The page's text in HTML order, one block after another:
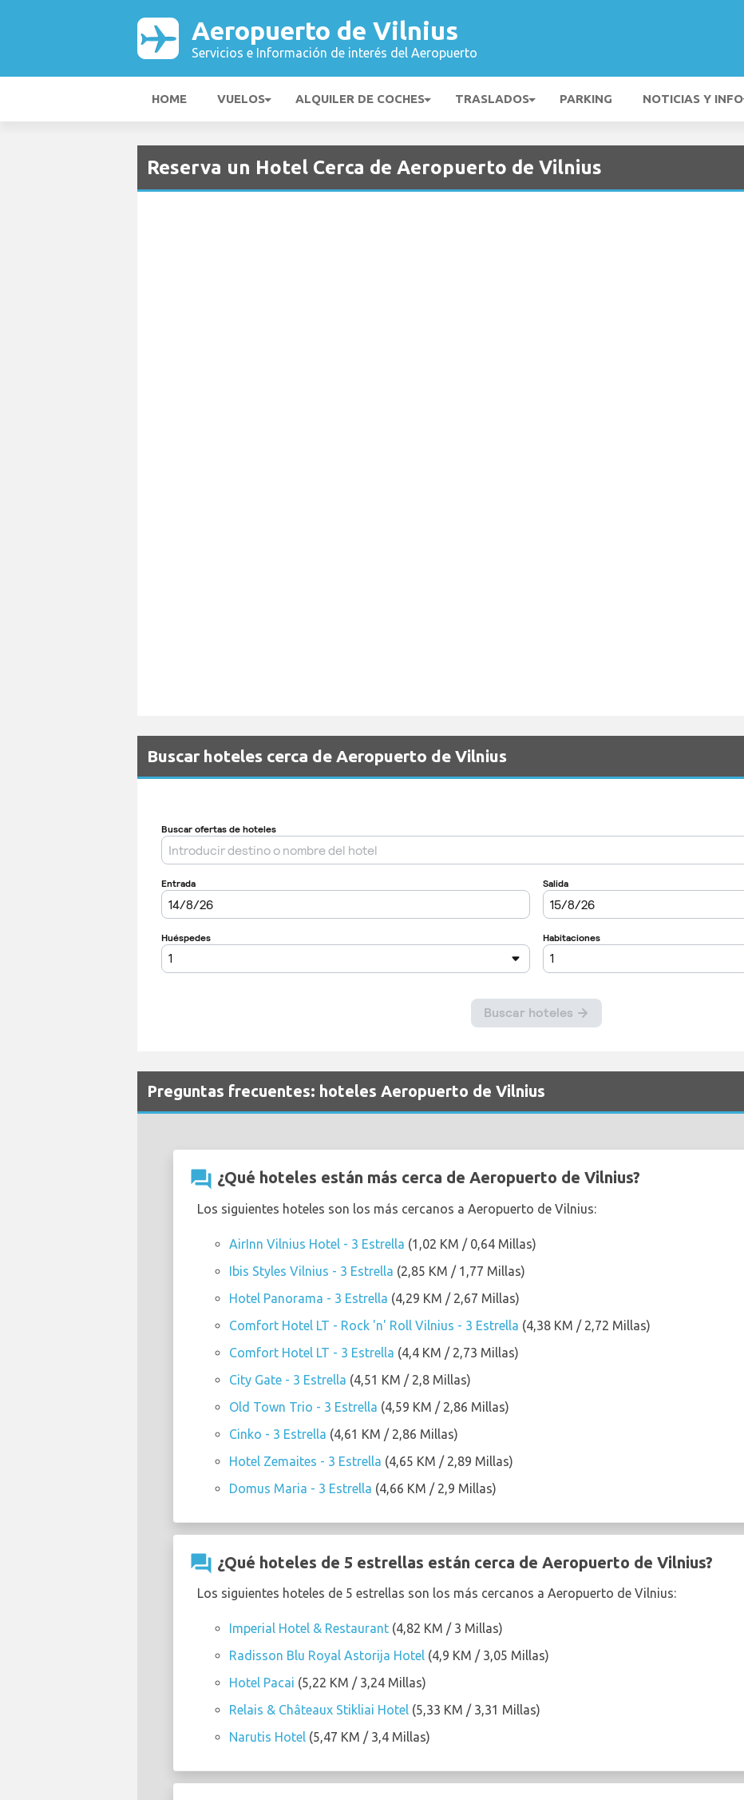
Aeropuerto de Vilnius
Servicios e Información de interés del Aeropuerto
HOME VUELOS ALQUILER DE COCHES TRASLADOS PARKING NOTICIAS Y INFO
Reserva un Hotel Cerca de Aeropuerto de Vilnius
Buscar hoteles cerca de Aeropuerto de Vilnius
Preguntas frecuentes: hoteles Aeropuerto de Vilnius
question_answer ¿Qué hoteles están más cerca de Aeropuerto de Vilnius?
Los siguientes hoteles son los más cercanos a Aeropuerto de Vilnius:
AirInn Vilnius Hotel - 3 Estrella (1,02 KM / 0,64 Millas)
Ibis Styles Vilnius - 3 Estrella (2,85 KM / 1,77 Millas)
Hotel Panorama - 3 Estrella (4,29 KM / 2,67 Millas)
Comfort Hotel LT - Rock 'n' Roll Vilnius - 3 Estrella (4,38 KM / 2,72 Millas)
Comfort Hotel LT - 3 Estrella (4,4 KM / 2,73 Millas)
City Gate - 3 Estrella (4,51 KM / 2,8 Millas)
Old Town Trio - 3 Estrella (4,59 KM / 2,86 Millas)
Cinko - 3 Estrella (4,61 KM / 2,86 Millas)
Hotel Zemaites - 3 Estrella (4,65 KM / 2,89 Millas)
Domus Maria - 3 Estrella (4,66 KM / 2,9 Millas)
question_answer ¿Qué hoteles de 5 estrellas están cerca de Aeropuerto de Vilnius?
Los siguientes hoteles de 5 estrellas son los más cercanos a Aeropuerto de Vilnius:
Imperial Hotel & Restaurant (4,82 KM / 3 Millas)
Radisson Blu Royal Astorija Hotel (4,9 KM / 3,05 Millas)
Hotel Pacai (5,22 KM / 3,24 Millas)
Relais & Châteaux Stikliai Hotel (5,33 KM / 3,31 Millas)
Narutis Hotel (5,47 KM / 3,4 Millas)